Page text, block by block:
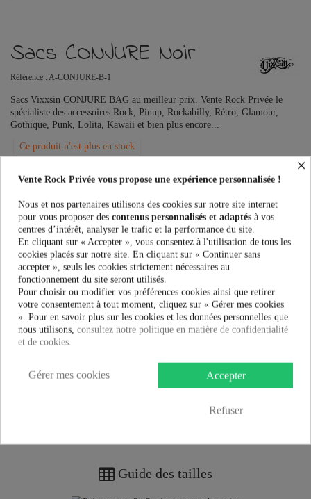
Sacs CONJURE Noir
Référence : A-CONJURE-B-1
Sacs Vixxsin CONJURE BAG au meilleur prix. Vente Rock Privée le
spécialiste des accessoires Rock, Pinup, Rockabilly, Rétro, Glamour,
Gothique, Punk, Lolita, Kawaii et bien plus encore...
Ce produit n'est plus en stock
PRÉVENEZ-MOI LORSQUE LE PRODUIT EST DISPONIBLE
Taille:
Couleur:
32,99 €
Guide des tailles
×
Vente Rock Privée vous propose une expérience personnalisée !
Nous et nos partenaires utilisons des cookies sur notre site internet
pour vous proposer des contenus personnalisés et adaptés à vos
centres d’intérêt, analyser le trafic et la performance du site.
En cliquant sur « Accepter », vous consentez à l'utilisation de tous les
cookies placés sur notre site. En cliquant sur « Continuer sans
accepter », seuls les cookies strictement nécessaires au
fonctionnement du site seront utilisés.
Pour choisir ou modifier vos préférences cookies ainsi que retirer
votre consentement à tout moment, cliquez sur « Gérer mes cookies
». Pour en savoir plus sur les cookies et les données personnelles que
nous utilisons, consultez notre politique en matière de confidentialité
et de cookies.
Accepter
Refuser
Gérer mes cookies